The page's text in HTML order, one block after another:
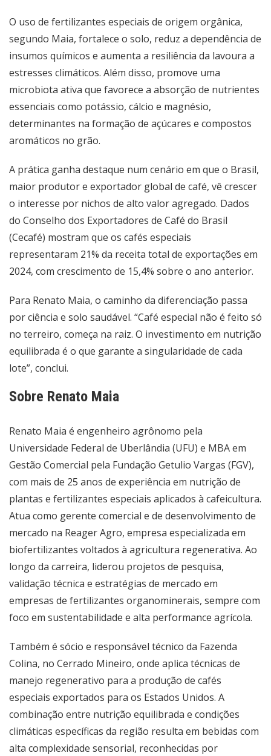
O uso de fertilizantes especiais de origem orgânica,
segundo Maia, fortalece o solo, reduz a dependência de
insumos químicos e aumenta a resiliência da lavoura a
estresses climáticos. Além disso, promove uma
microbiota ativa que favorece a absorção de nutrientes
essenciais como potássio, cálcio e magnésio,
determinantes na formação de açúcares e compostos
aromáticos no grão.
A prática ganha destaque num cenário em que o Brasil,
maior produtor e exportador global de café, vê crescer
o interesse por nichos de alto valor agregado. Dados
do Conselho dos Exportadores de Café do Brasil
(Cecafé) mostram que os cafés especiais
representaram 21% da receita total de exportações em
2024, com crescimento de 15,4% sobre o ano anterior.
Para Renato Maia, o caminho da diferenciação passa
por ciência e solo saudável. “Café especial não é feito só
no terreiro, começa na raiz. O investimento em nutrição
equilibrada é o que garante a singularidade de cada
lote”, conclui.
Sobre Renato Maia
Renato Maia é engenheiro agrônomo pela
Universidade Federal de Uberlândia (UFU) e MBA em
Gestão Comercial pela Fundação Getulio Vargas (FGV),
com mais de 25 anos de experiência em nutrição de
plantas e fertilizantes especiais aplicados à cafeicultura.
Atua como gerente comercial e de desenvolvimento de
mercado na Reager Agro, empresa especializada em
biofertilizantes voltados à agricultura regenerativa. Ao
longo da carreira, liderou projetos de pesquisa,
validação técnica e estratégias de mercado em
empresas de fertilizantes organominerais, sempre com
foco em sustentabilidade e alta performance agrícola.
Também é sócio e responsável técnico da Fazenda
Colina, no Cerrado Mineiro, onde aplica técnicas de
manejo regenerativo para a produção de cafés
especiais exportados para os Estados Unidos. A
combinação entre nutrição equilibrada e condições
climáticas específicas da região resulta em bebidas com
alta complexidade sensorial, reconhecidas por